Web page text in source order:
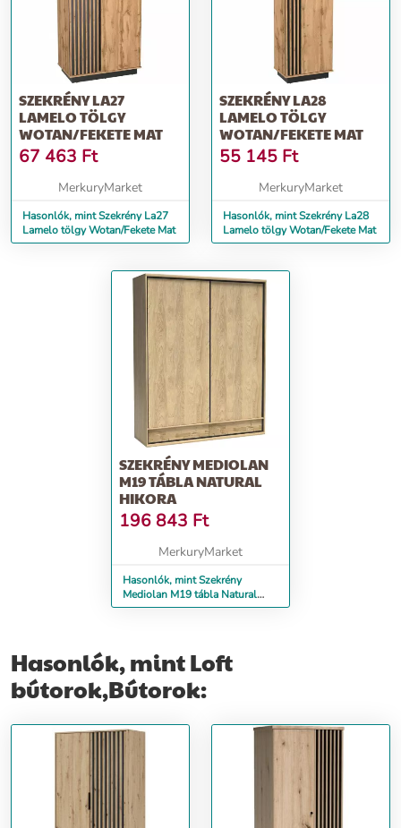
SZEKRÉNY LA27
LAMELO TÖLGY
WOTAN/FEKETE MAT
67 463 Ft
MerkuryMarket
Hasonlók, mint Szekrény La27
Lamelo tölgy Wotan/Fekete Mat
SZEKRÉNY LA28
LAMELO TÖLGY
WOTAN/FEKETE MAT
55 145 Ft
MerkuryMarket
Hasonlók, mint Szekrény La28
Lamelo tölgy Wotan/Fekete Mat
SZEKRÉNY MEDIOLAN
M19 TÁBLA NATURAL
HIKORA
196 843 Ft
MerkuryMarket
Hasonlók, mint Szekrény
Mediolan M19 tábla Natural
Hikora
Hasonlók, mint Loft
bútorok,Bútorok: